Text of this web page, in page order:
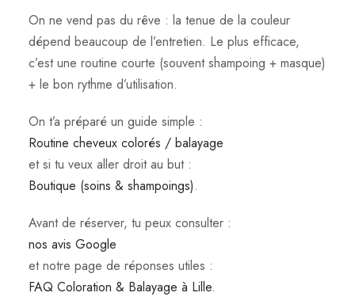
On ne vend pas du rêve : la tenue de la couleur
dépend beaucoup de l’entretien. Le plus efficace,
c’est une routine courte (souvent shampoing + masque)
+ le bon rythme d’utilisation.
On t’a préparé un guide simple :
Routine cheveux colorés / balayage
et si tu veux aller droit au but :
Boutique (soins & shampoings).
Avant de réserver, tu peux consulter :
nos avis Google
et notre page de réponses utiles :
FAQ Coloration & Balayage à Lille.